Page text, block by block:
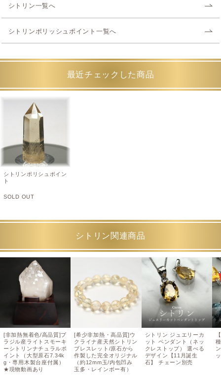
シトリン一覧へ
シトリンポリッシュポイント一覧へ
最近チェックした商品
シトリンポリシュポイン
ト
SOLD OUT
シトリン関連商品
[非加熱無着色/高品質]ブ
ラジル産ライトスモーキ
ーシトリンナチュラルポ
イント（大型原石7.34k
g・専用木製台座付属）
★現物動画あり
[希少非加熱・高品質]ウ
クライナ産天然シトリン
ブレスレット/原石から
作製した完全オリジナル
（約12mm玉/内包凹み
玉多・レインボー有）
シトリン ジュエリーカ
ット ペンダント（ネッ
クレストップ） 選べる
デザイン【11月誕生
石】 チェーン別売